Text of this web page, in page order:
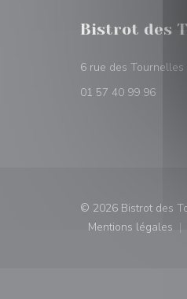
Bistrot des
6 rue des Tournelles
01 57 40 99 96
© 2026 Bistrot des
Mentions légales
((ouvre